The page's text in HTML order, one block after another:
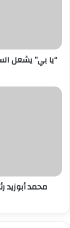
ر
“يا بي” يشعل